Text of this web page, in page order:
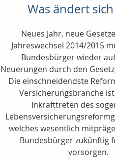
Was ändert
Neues Jahr, neue
Jahreswechsel 2014/2015
Bundesbürger wieder
Neuerungen durch den
Die einschneidendste
Versicherungsbranche
Inkrafttreten des
welches wesentlich
Bundesbürger zukünftig
vorsorgen.